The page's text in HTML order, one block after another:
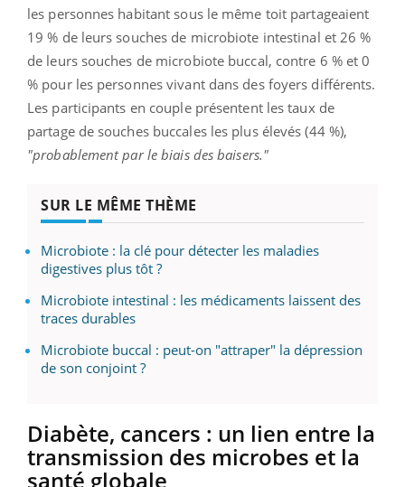
les personnes habitant sous le même toit partageaient
19 % de leurs souches de microbiote intestinal et 26 %
de leurs souches de microbiote buccal, contre 6 % et 0
% pour les personnes vivant dans des foyers différents.
Les participants en couple présentent les taux de
partage de souches buccales les plus élevés (44 %),
"probablement par le biais des baisers."
SUR LE MÊME THÈME
Microbiote : la clé pour détecter les maladies
digestives plus tôt ?
Microbiote intestinal : les médicaments laissent des
traces durables
Microbiote buccal : peut-on "attraper" la dépression
de son conjoint ?
Diabète, cancers : un lien entre la
transmission des microbes et la
santé globale